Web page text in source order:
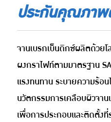
ประกันคุณภาพ
จานเบรกเบ็นดิกซ์ผลิตด้ว
ผงกราไฟท์ตามมาตรฐาน
แรงทนทาน ระบายความร้อ
นวัตกรรมการเคลือบผิวจา
เพื่อการประกอบและติดตั้ง